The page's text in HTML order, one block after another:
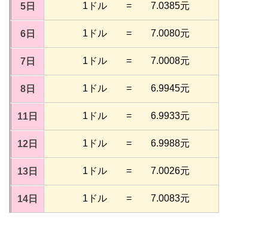
5日 1ドル = 7.0385元
6日 1ドル = 7.0080元
7日 1ドル = 7.0008元
8日 1ドル = 6.9945元
11日 1ドル = 6.9933元
12日 1ドル = 6.9988元
13日 1ドル = 7.0026元
14日 1ドル = 7.0083元